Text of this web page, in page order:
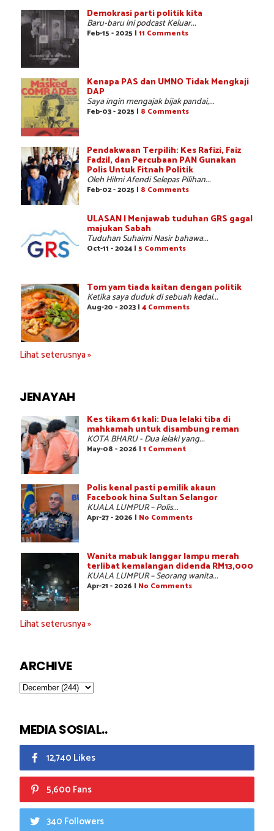
Demokrasi parti politik kita
Baru-baru ini podcast Keluar...
Feb-15 - 2025 | 11 Comments
Kenapa PAS dan UMNO Tidak Mengkaji
DAP
Saya ingin mengajak bijak pandai,...
Feb-03 - 2025 | 8 Comments
Pendakwaan Terpilih: Kes Rafizi, Faiz
Fadzil, dan Percubaan PAN Gunakan
Polis Untuk Fitnah Politik
Oleh Hilmi Afendi Selepas Pilihan...
Feb-02 - 2025 | 8 Comments
ULASAN | Menjawab tuduhan GRS gagal
majukan Sabah
Tuduhan Suhaimi Nasir bahawa...
Oct-11 - 2024 | 5 Comments
Tom yam tiada kaitan dengan politik
Ketika saya duduk di sebuah kedai...
Aug-20 - 2023 | 4 Comments
Lihat seterusnya »
JENAYAH
Kes tikam 61 kali: Dua lelaki tiba di
mahkamah untuk disambung reman
KOTA BHARU - Dua lelaki yang...
May-08 - 2026 | 1 Comment
Polis kenal pasti pemilik akaun
Facebook hina Sultan Selangor
KUALA LUMPUR – Polis...
Apr-27 - 2026 | No Comments
Wanita mabuk langgar lampu merah
terlibat kemalangan didenda RM13,000
KUALA LUMPUR – Seorang wanita...
Apr-21 - 2026 | No Comments
Lihat seterusnya »
ARCHIVE
MEDIA SOSIAL..
12,740 Likes
5,600 Fans
340 Followers